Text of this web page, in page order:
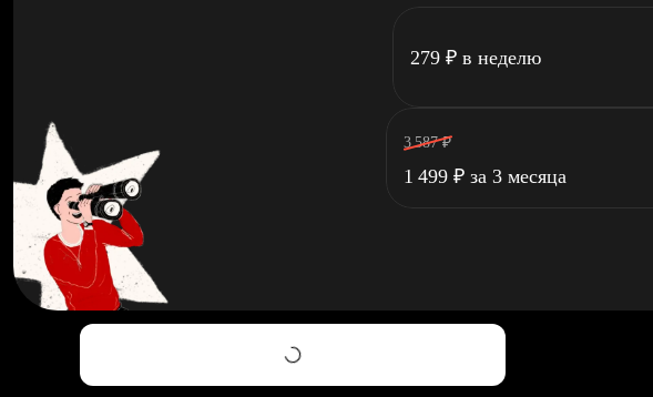
279 ₽ в неделю
3 587 ₽
1 499 ₽ за 3 месяца